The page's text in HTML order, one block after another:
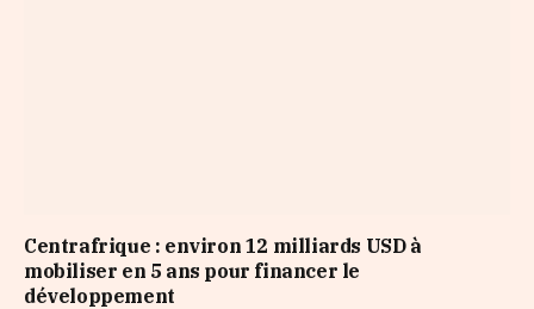
Centrafrique : environ 12 milliards USD à
mobiliser en 5 ans pour financer le
développement